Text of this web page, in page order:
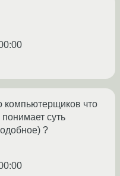
компьютерщиков что
суть
?